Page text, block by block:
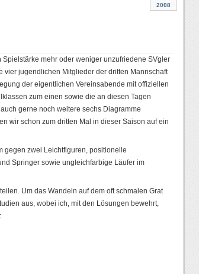
2008
mehr oder weniger unzufriedene SVgler
vier jugendlichen Mitglieder der dritten Mannschaft
der eigentlichen Vereinsabende mit offiziellen
zum einen sowie die an diesen Tagen
gerne noch weitere sechs Diagramme
wir schon zum dritten Mal in dieser Saison auf ein
gegen zwei Leichtfiguren, positionelle
Springer sowie ungleichfarbige Läufer im
Um das Wandeln auf dem oft schmalen Grat
aus, wobei ich, mit den Lösungen bewehrt,